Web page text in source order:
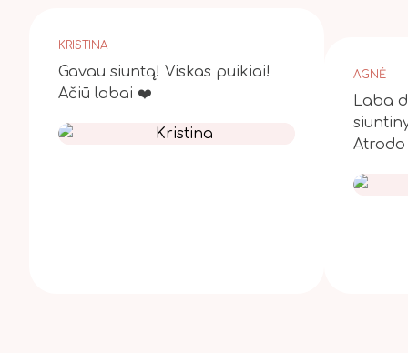
KRISTINA
Gavau siuntą! Viskas puikiai!
Ačiū labai ❤️
AGNĖ
Laba